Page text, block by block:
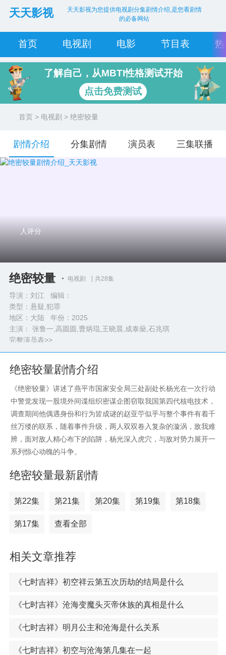
天天影视
天天影视为您提供电视剧分集剧情介绍,是您看剧情
的必备网站
首页 电视剧 电影 节目表
了解自己，从MBTI性格测试开始
点击免费测试
首页 > 电视剧 > 绝密较量
剧情介绍 分集剧情 演员表 三集联播
绝密较量 电视剧 共28集
导演：刘江 编辑：
类型： 悬疑,犯罪
地区：大陆 年份： 2025
主演： 张鲁一,高圆圆,曹炳琨,王晓晨,成泰燊,石兆琪
完整演员表>>
人评分
绝密较量剧情介绍
《绝密较量》讲述了燕平市国家安全局三处副处长杨光在一次行动
中警觉发现一股境外间谍组织密谋企图窃取我国第四代核电技术，
调查期间他偶遇身份和行为皆成谜的赵亚苧似乎与整个事件有着千
丝万缕的联系，随着事件升级，两人双双卷入复杂的漩涡，敌我难
辨，面对敌人精心布下的陷阱，杨光深入虎穴，与敌对势力展开一
系列惊心动魄的斗争。
绝密较量最新剧情
第22集 第21集 第20集 第19集 第18集
第17集 查看全部
相关文章推荐
《七时吉祥》初空祥云第五次历劫的结局是什么
《七时吉祥》沧海变魔头灭帝休族的真相是什么
《七时吉祥》明月公主和沧海是什么关系
《七时吉祥》初空与沧海第几集在一起